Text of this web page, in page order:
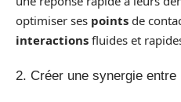
optimiser ses points de
interactions fluides et
2. Créer une synergie